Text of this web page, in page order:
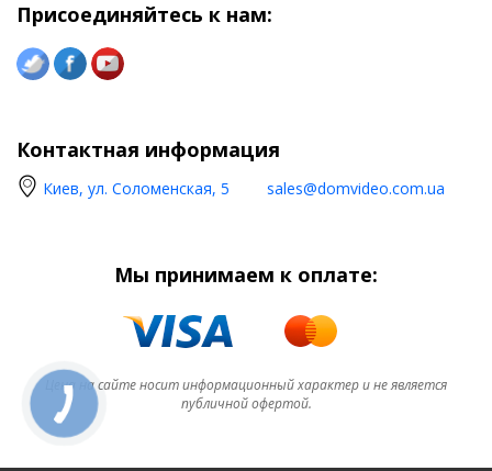
Присоединяйтесь к нам:
Контактная информация
Киев, ул. Соломенская, 5 sales@domvideo.com.ua
Мы принимаем к оплате:
Цена на сайте носит информационный характер и не является
публичной офертой.